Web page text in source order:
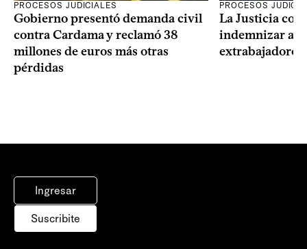
PROCESOS JUDICIALES
Gobierno presentó demanda civil
contra Cardama y reclamó 38
millones de euros más otras
pérdidas
PROCESOS
La Justicia
indemnizar a
extrabajadores
Ingresar
Suscribite